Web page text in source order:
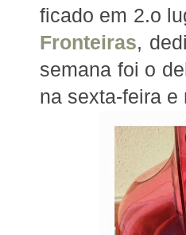
ficado em 2.o
Fronteiras,
semana foi o
na sexta-feira